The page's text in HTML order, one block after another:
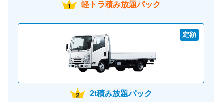
軽トラ積み放題パック
定額
2t積み放題パック